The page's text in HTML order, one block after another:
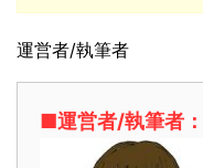
運営者/執筆者
■運営者/執筆者